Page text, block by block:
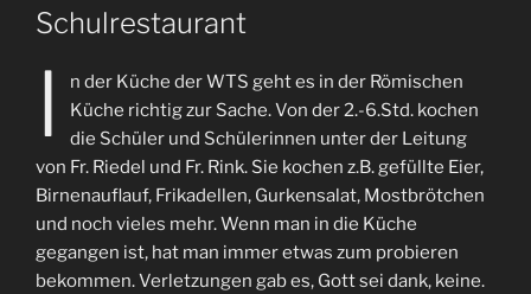
AM
Schulrestaurant
I
n der Küche der WTS geht es in der Römischen
Küche richtig zur Sache. Von der 2.-6.Std. kochen
die Schüler und Schülerinnen unter der Leitung
von Fr. Riedel und Fr. Rink. Sie kochen z.B. gefüllte Eier,
Birnenauflauf, Frikadellen, Gurkensalat, Mostbrötchen
und noch vieles mehr. Wenn man in die Küche
gegangen ist, hat man immer etwas zum probieren
bekommen. Verletzungen gab es, Gott sei dank, keine.